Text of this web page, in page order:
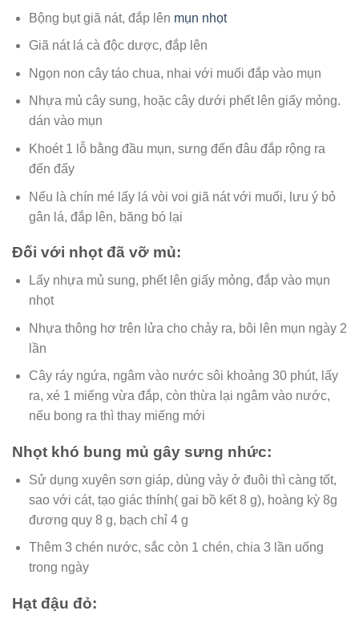
Bộng bụt giã nát, đắp lên mụn nhọt
Giã nát lá cà độc dược, đắp lên
Ngọn non cây táo chua, nhai với muối đắp vào mụn
Nhựa mủ cây sung, hoặc cây dưới phết lên giấy mỏng.
dán vào mụn
Khoét 1 lỗ bằng đầu mụn, sưng đến đâu đắp rộng ra
đến đấy
Nếu là chín mé lấy lá vòi voi giã nát với muối, lưu ý bỏ
gân lá, đắp lên, băng bó lại
Đối với nhọt đã vỡ mủ:
Lấy nhựa mủ sung, phết lên giấy mỏng, đắp vào mụn
nhọt
Nhựa thông hơ trên lửa cho chảy ra, bôi lên mụn ngày 2
lần
Cây ráy ngứa, ngâm vào nước sôi khoảng 30 phút, lấy
ra, xé 1 miếng vừa đắp, còn thừa lại ngâm vào nước,
nếu bong ra thì thay miếng mới
Nhọt khó bung mủ gây sưng nhức:
Sử dụng xuyên sơn giáp, dùng vảy ở đuôi thì càng tốt,
sao với cát, tạo giác thính( gai bồ kết 8 g), hoàng kỳ 8g
đương quy 8 g, bạch chỉ 4 g
Thêm 3 chén nước, sắc còn 1 chén, chia 3 lần uống
trong ngày
Hạt đậu đỏ: